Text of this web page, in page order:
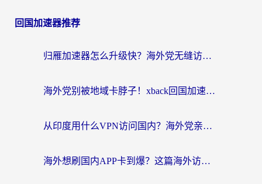
回国加速器推荐
归雁加速器怎么升级快？海外党无缝访问国内资源的全攻略（附免费VPN推荐Dcard热门款）
海外党别被地域卡脖子！xback回国加速器选择全攻略，轻松刷剧玩国服
从印度用什么VPN访问国内？海外党亲测的无缝回国上网指南
海外想刷国内APP卡到爆？这篇海外访问国内服务器加速指南帮你解决所有问题